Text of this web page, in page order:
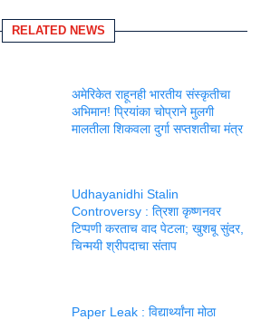
RELATED NEWS
अमेरिकेत राहूनही भारतीय संस्कृतीचा
अभिमान! प्रियांका चोप्राने मुलगी
मालतीला शिकवला दुर्गा सप्तशतीचा मंत्र
Udhayanidhi Stalin
Controversy : त्रिशा कृष्णनवर
टिप्पणी करताच वाद पेटला; खुशबू सुंदर,
चिन्मयी श्रीपदाचा संताप
Paper Leak : विद्यार्थ्यांना मोठा